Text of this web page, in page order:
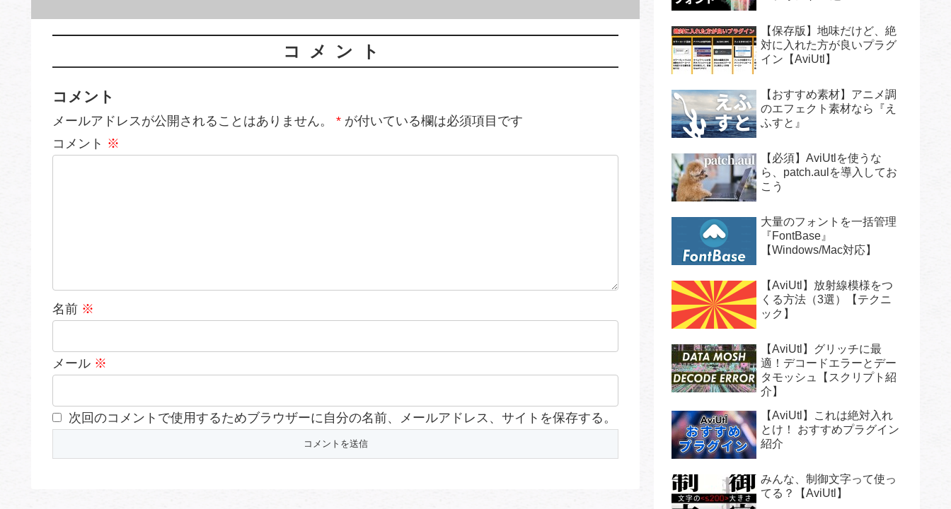
コメント
コメント
メールアドレスが公開されることはありません。 * が付いている欄は必須項目です
コメント ※
名前 ※
メール ※
次回のコメントで使用するためブラウザーに自分の名前、メールアドレス、サイトを保存する。
【保存版】地味だけど、絶
対に入れた方が良いプラグ
イン【AviUtl】
【おすすめ素材】アニメ調
のエフェクト素材なら『え
ふすと』
【必須】AviUtlを使うな
ら、patch.aulを導入してお
こう
大量のフォントを一括管理
『FontBase』
【Windows/Mac対応】
【AviUtl】放射線模様をつ
くる方法（3選）【テクニ
ック】
【AviUtl】グリッチに最
適！デコードエラーとデー
タモッシュ【スクリプト紹
介】
【AviUtl】これは絶対入れ
とけ！ おすすめプラグイン
紹介
みんな、制御文字って使っ
てる？【AviUtl】